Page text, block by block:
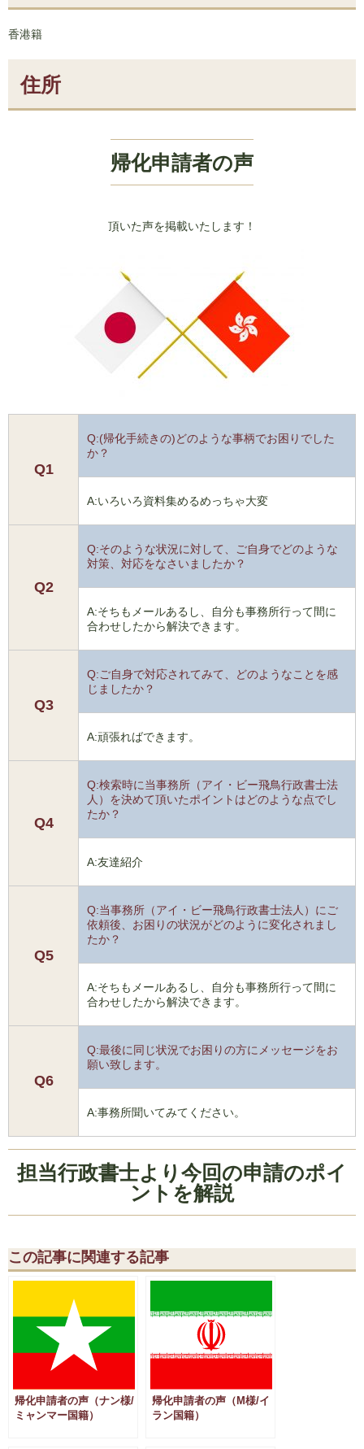
香港籍
住所
帰化申請者の声
頂いた声を掲載いたします！
Q1
Q:(帰化手続きの)どのような事柄でお困りでした
か？
A:いろいろ資料集めるめっちゃ大変
Q2
Q:そのような状況に対して、ご自身でどのような
対策、対応をなさいましたか？
A:そちもメールあるし、自分も事務所行って間に
合わせしたから解決できます。
Q3
Q:ご自身で対応されてみて、どのようなことを感
じましたか？
A:頑張ればできます。
Q4
Q:検索時に当事務所（アイ・ビー飛鳥行政書士法
人）を決めて頂いたポイントはどのような点でし
たか？
A:友達紹介
Q5
Q:当事務所（アイ・ビー飛鳥行政書士法人）にご
依頼後、お困りの状況がどのように変化されまし
たか？
A:そちもメールあるし、自分も事務所行って間に
合わせしたから解決できます。
Q6
Q:最後に同じ状況でお困りの方にメッセージをお
願い致します。
A:事務所聞いてみてください。
担当行政書士より今回の申請のポイ
ントを解説
この記事に関連する記事
帰化申請者の声（ナン様/
ミャンマー国籍）
帰化申請者の声（M様/イ
ラン国籍）